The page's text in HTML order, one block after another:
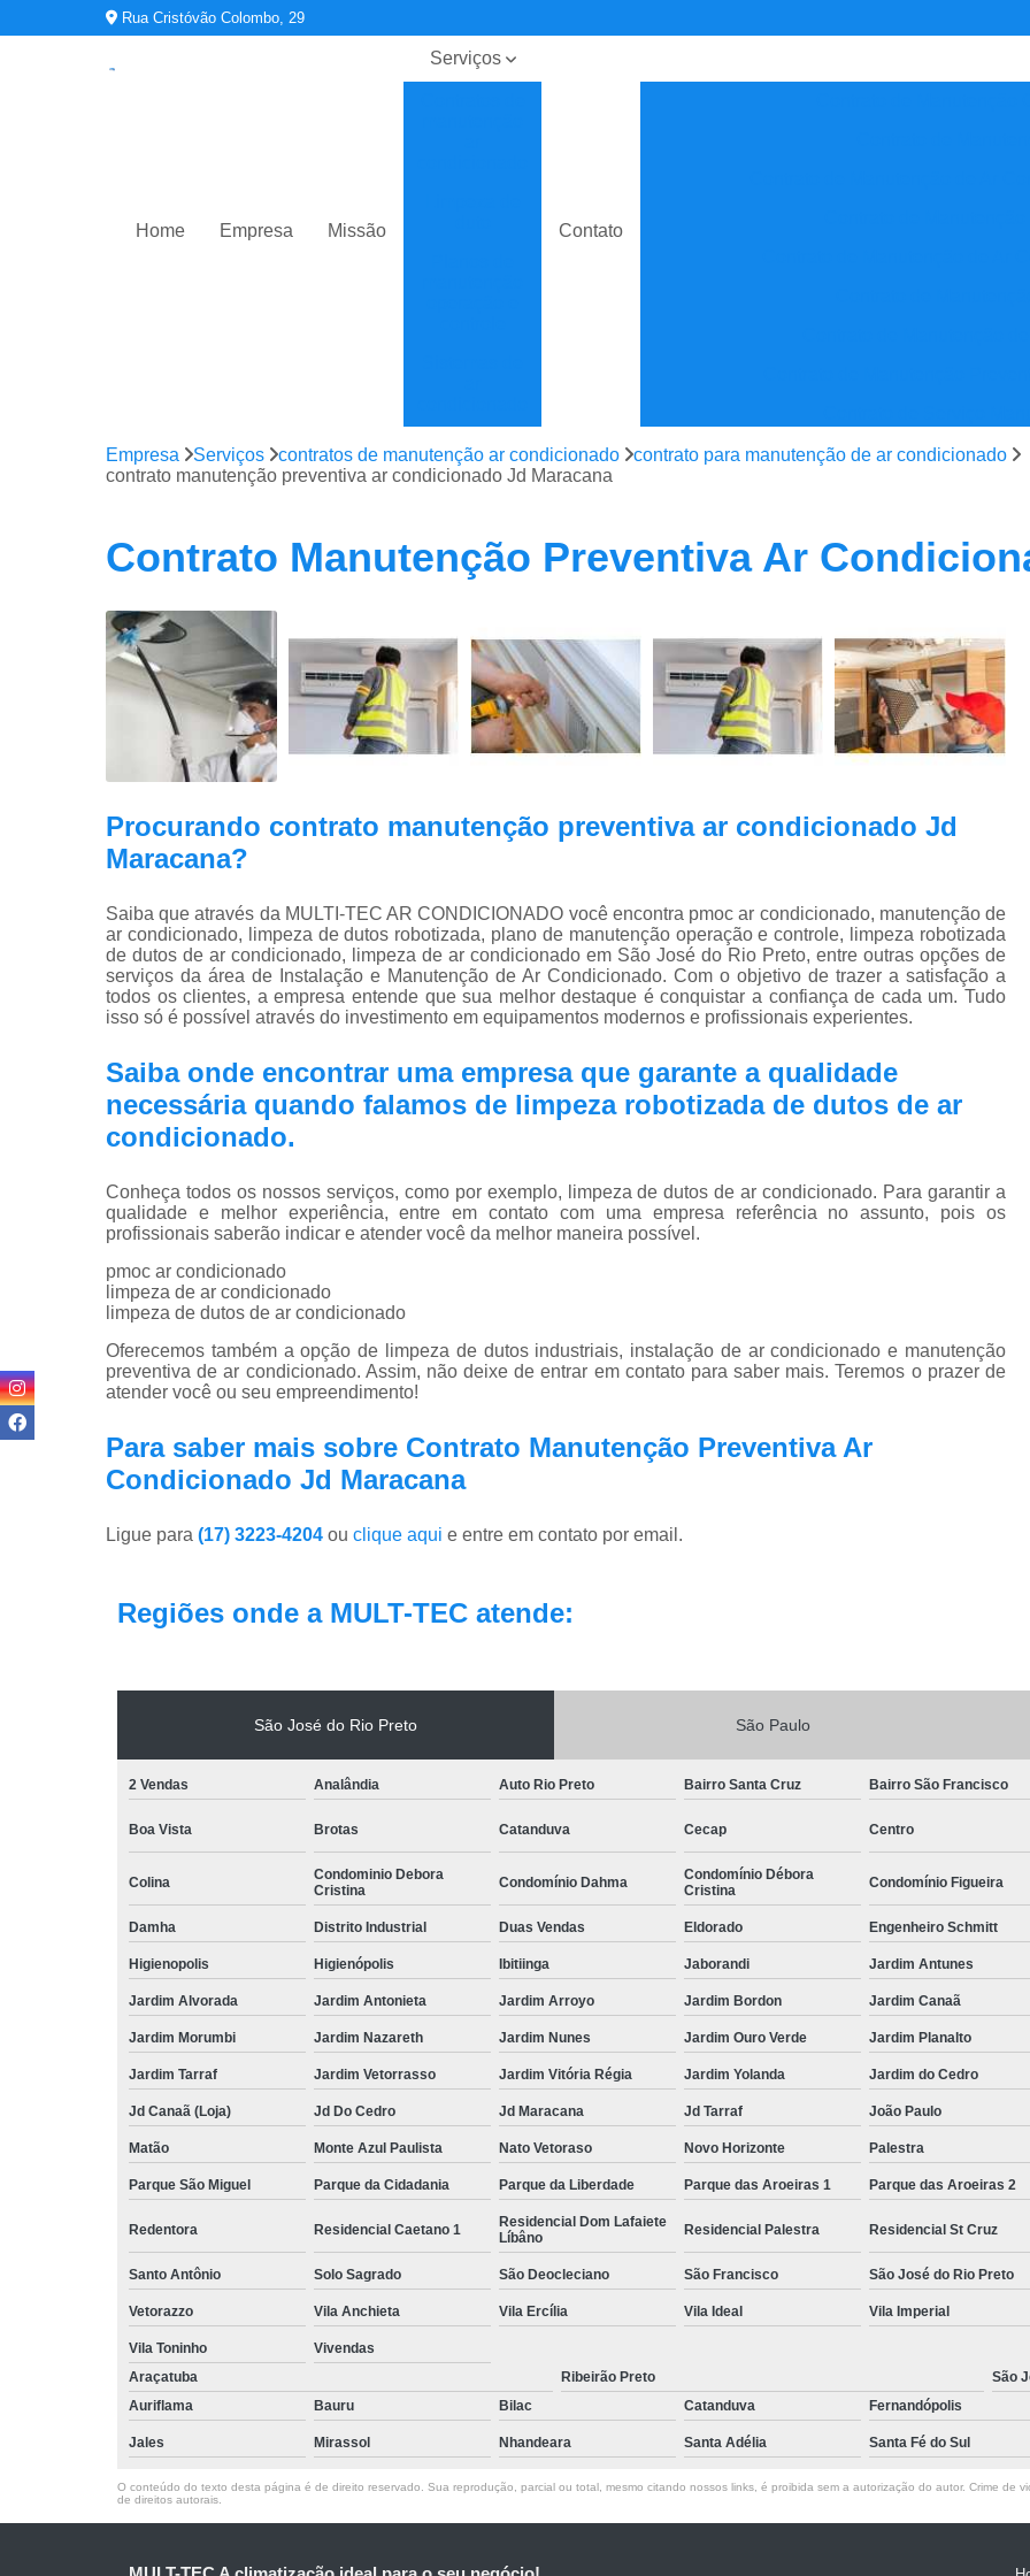
Rua Cristóvão Colombo, 29
Home Empresa Missão
Serviços
Sistemas de
climatização
Contato
Contrato Manutenção
Limpeza de Dutos Ar Condicionado
Limpeza de
Limpeza de Dutos de Ar
Limpeza de Dutos de Ar Condicionado
Limpeza de Dutos e Coifas
Limpeza de
Limpeza Dutos Ar Condicionado
Plano de Manutenção
Plano Manutenção Ar
Pmoc Ar Condicionado Central
Pmoc Ar Condicionado Vila
Pmoc para Ar Condicionado
Pmoc
Pmoc Plano de Manutenção
Retrofit de Sistema de Ar
Sistema Ar Condicionado São José do Rio
Sistema de Ar Condicionado
Sistema de Dutos de Ar Condicionado
Sistema de Climatização Automatizado
Empresa Serviços contratos de manutenção ar condicionado
contrato para manutenção de ar condicionado
contrato manutenção preventiva ar condicionado Jd Maracana
Contrato Manutenção Preventiva Ar
Procurando contrato manutenção preventiva ar condicionado Jd
Maracana?
Saiba que através da MULTI-TEC AR CONDICIONADO você encontra pmoc ar condicionado, manutenção de
ar condicionado, limpeza de dutos robotizada, plano de manutenção operação e controle, limpeza robotizada
de dutos de ar condicionado, limpeza de ar condicionado em São José do Rio Preto, entre outras opções de
serviços da área de Instalação e Manutenção de Ar Condicionado. Com o objetivo de trazer a satisfação a
todos os clientes, a empresa entende que sua melhor destaque é conquistar a confiança de cada um. Tudo
isso só é possível através do investimento em equipamentos modernos e profissionais experientes.
Saiba onde encontrar uma empresa que garante a qualidade
necessária quando falamos de limpeza robotizada de dutos de ar
condicionado.
Conheça todos os nossos serviços, como por exemplo, limpeza de dutos de ar condicionado. Para garantir a
qualidade e melhor experiência, entre em contato com uma empresa referência no assunto, pois os
profissionais saberão indicar e atender você da melhor maneira possível.
pmoc ar condicionado
limpeza de ar condicionado
limpeza de dutos de ar condicionado
Oferecemos também a opção de limpeza de dutos industriais, instalação de ar condicionado e manutenção
preventiva de ar condicionado. Assim, não deixe de entrar em contato para saber mais. Teremos o prazer de
atender você ou seu empreendimento!
Para saber mais sobre Contrato Manutenção Preventiva Ar
Condicionado Jd Maracana
Ligue para (17) 3223-4204 ou clique aqui e entre em contato por email.
Regiões onde a MULT-TEC atende:
São José do Rio Preto São Paulo
2 Vendas Analândia Auto Rio Preto Bairro Santa Cruz Bairro São Francisco
Boa Vista Brotas Catanduva Cecap Centro
Colina
Condominio Debora
Cristina
Condomínio Dahma
Condomínio Débora
Cristina
Condomínio Figueira
Damha Distrito Industrial Duas Vendas Eldorado Engenheiro Schmitt
Higienopolis Higienópolis Ibitiinga Jaborandi Jardim Antunes
Jardim Alvorada Jardim Antonieta Jardim Arroyo Jardim Bordon Jardim Canaã
Jardim Morumbi Jardim Nazareth Jardim Nunes Jardim Ouro Verde Jardim Planalto
Jardim Tarraf Jardim Vetorrasso Jardim Vitória Régia Jardim Yolanda Jardim do Cedro
Jd Canaã (Loja) Jd Do Cedro Jd Maracana Jd Tarraf João Paulo
Matão Monte Azul Paulista Nato Vetoraso Novo Horizonte Palestra
Parque São Miguel Parque da Cidadania Parque da Liberdade Parque das Aroeiras 1 Parque das Aroeiras 2
Redentora Residencial Caetano 1
Residencial Dom Lafaiete
Líbâno
Residencial Palestra Residencial St Cruz
Santo Antônio Solo Sagrado São Deocleciano São Francisco São José do Rio Preto
Vetorazzo Vila Anchieta Vila Ercília Vila Ideal Vila Imperial
Vila Toninho
Vivendas
Araçatuba
Ribeirão Preto
São
Auriflama
Bauru Bilac Catanduva Fernandópolis
Jales Mirassol Nhandeara Santa Adélia Santa Fé do Sul
O conteúdo do texto desta página é de direito reservado. Sua reprodução, parcial ou total, mesmo citando nossos links, é proibida sem a autorização do autor. Crime de
de direitos autorais